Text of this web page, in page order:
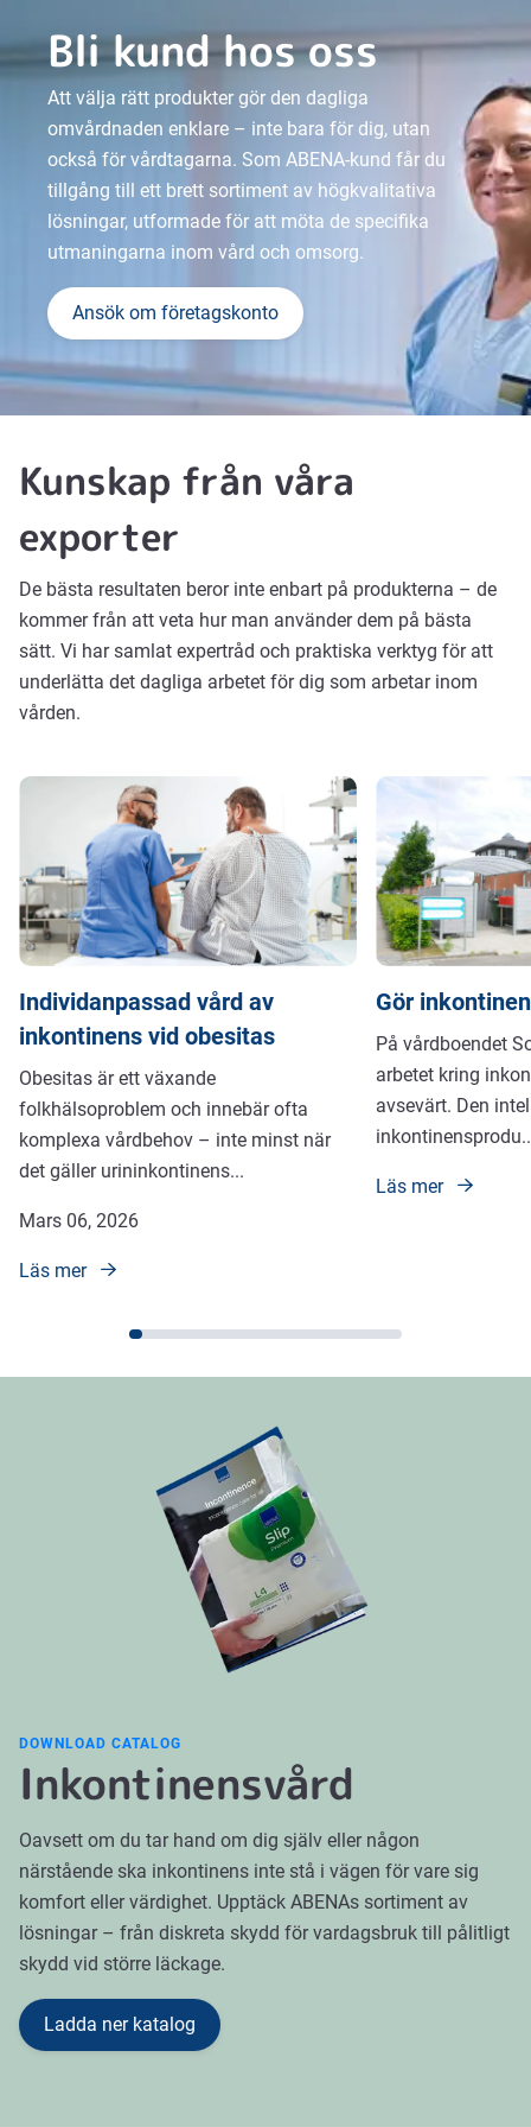
Bli kund hos oss
Att välja rätt produkter gör den dagliga
omvårdnaden enklare – inte bara för dig, utan
också för vårdtagarna. Som ABENA-kund får du
tillgång till ett brett sortiment av högkvalitativa
lösningar, utformade för att möta de specifika
utmaningarna inom vård och omsorg.
Ansök om företagskonto
Kunskap från våra
exporter
De bästa resultaten beror inte enbart på produkterna – de
kommer från att veta hur man använder dem på bästa
sätt. Vi har samlat expertråd och praktiska verktyg för att
underlätta det dagliga arbetet för dig som arbetar inom
vården.
Individanpassad vård av
inkontinens vid obesitas
Obesitas är ett växande
folkhälsoproblem och innebär ofta
komplexa vårdbehov – inte minst när
det gäller urininkontinens...
Mars 06, 2026
Läs mer
Gör
På vårdboendet
arbetet kring
avsevärt. Den
inkontinensprodu
Läs mer
DOWNLOAD CATALOG
Inkontinensvård
Oavsett om du tar hand om dig själv eller någon
närstående ska inkontinens inte stå i vägen för vare sig
komfort eller värdighet. Upptäck ABENAs sortiment av
lösningar – från diskreta skydd för vardagsbruk till pålitligt
skydd vid större läckage.
Ladda ner katalog